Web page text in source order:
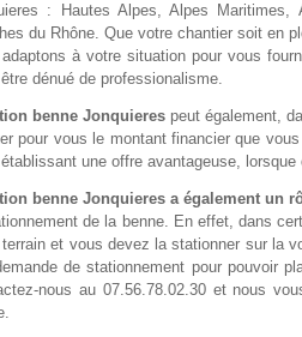
: Hautes Alpes, Alpes
du Rhône. Que votre chantier soit en
adaptons à votre situation pour vous
dénué de professionalisme.
benne Jonquieres peut également,
pour vous le montant financier que
une offre avantageuse,
benne Jonquieres a également un
de la benne. En effet, dans
et vous devez la stationner sur la
de stationnement pour pouvoir
nous au 07.56.78.02.30 et nous